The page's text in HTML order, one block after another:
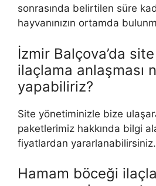
sonrasında belirtilen süre
hayvanınızın ortamda
İzmir Balçova’da
ilaçlama anlaşması
yapabiliriz?
Site yönetiminizle bize
paketlerimiz hakkında bilgi
fiyatlardan yararlanabilirsiniz.
Hamam böceği